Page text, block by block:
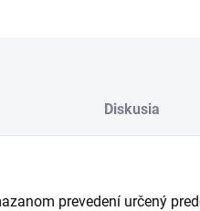
Diskusia
prevedení určený